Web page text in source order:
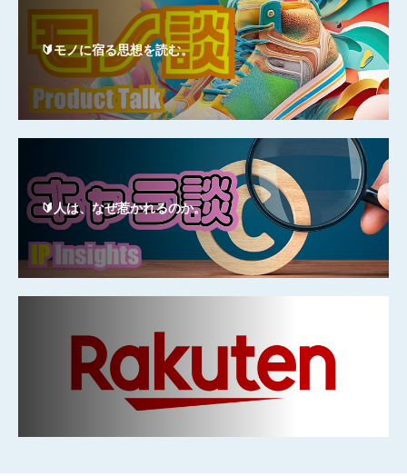
🔰モノに宿る思想を読む。
🔰人は、なぜ惹かれるのか。